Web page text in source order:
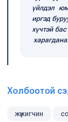
үйлдэл
иргэд
хүчтэй
Холбоотой
жүжигчин